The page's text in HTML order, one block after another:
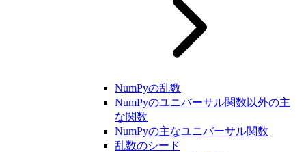
NumPyの乱数
NumPyのユニバーサル関数以外の主
な関数
NumPyの主なユニバーサル関数
乱数のシード